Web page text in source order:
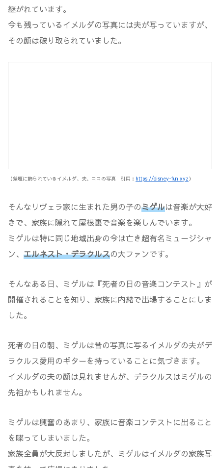
継がれています。
今も残っているイメルダの写真には夫が写っていますが、
その顔は破り取られていました。
（祭壇に飾られているイメルダ、夫、ココの写真 引用： https://disney-fun.xyz）
そんなリヴェラ家に生まれた男の子のミゲルは音楽が大好
きで、家族に隠れて屋根裏で音楽を楽しんでいます。
ミゲルは特に同じ地域出身の今は亡き超有名ミュージシャ
ン、 エルネスト・デラクルスの大ファンです。
そんなある日、ミゲルは『死者の日の音楽コンテスト』が
開催されることを知り、家族に内緒で出場することにしま
した。
死者の日の朝、ミゲルは昔の写真に写るイメルダの夫がデ
ラクルス愛用のギターを持っていることに気づきます。
イメルダの夫の顔は見れませんが、デラクルスはミゲルの
先祖かもしれません。
ミゲルは興奮のあまり、家族に音楽コンテストに出ること
を喋ってしまいました。
家族全員が大反対しましたが、ミゲルはイメルダの家族写